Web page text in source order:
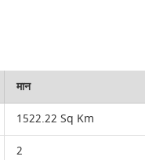
मान
1522.22 Sq Km
2